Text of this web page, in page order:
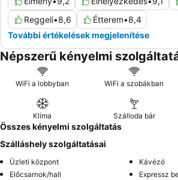
Reggeli•8,6 Étterem•8,4
További értékelések megjelenítése
Népszerű kényelmi
WiFi a lobbyban WiFi a szobákban
Klíma Szálloda bár
Összes kényelmi szolgáltatás
Szálláshely szolgáltatásai
Üzleti központ
Kávézó
Előcsarnok/hall